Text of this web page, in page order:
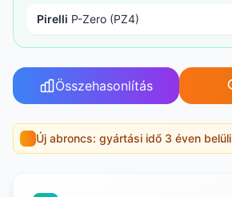
Pirelli P-Zero (PZ4)
Összehasonlítás
Új abroncs: gyártási idő 3 éven belüli